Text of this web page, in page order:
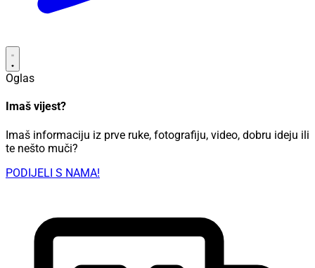
Oglas
Imaš vijest?
Imaš informaciju iz prve ruke, fotografiju, video, dobru ideju ili
te nešto muči?
PODIJELI S NAMA!